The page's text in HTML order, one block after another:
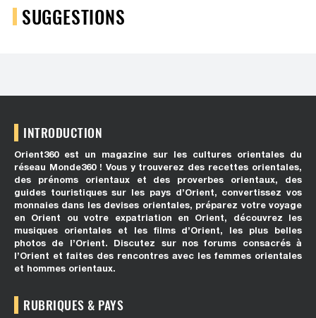
SUGGESTIONS
INTRODUCTION
Orient360 est un magazine sur les cultures orientales du
réseau Monde360 ! Vous y trouverez des recettes orientales,
des prénoms orientaux et des proverbes orientaux, des
guides touristiques sur les pays d’Orient, convertissez vos
monnaies dans les devises orientales, préparez votre voyage
en Orient ou votre expatriation en Orient, découvrez les
musiques orientales et les films d’Orient, les plus belles
photos de l’Orient. Discutez sur nos forums consacrés à
l’Orient et faites des rencontres avec les femmes orientales
et hommes orientaux.
RUBRIQUES & PAYS